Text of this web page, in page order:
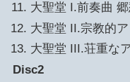
大聖堂 I.前奏曲
大聖堂 II.宗教的
大聖堂 III.荘重な
Disc2